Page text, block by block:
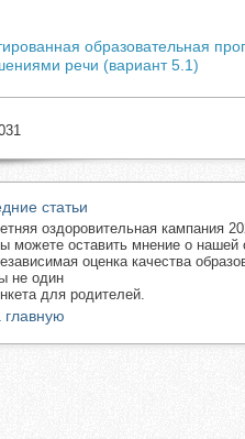
образовательная
речи (вариант 5.1)
статьи
оздоровительная кампания
можете оставить мнение о нашей
оценка качества
не один
для родителей.
главную